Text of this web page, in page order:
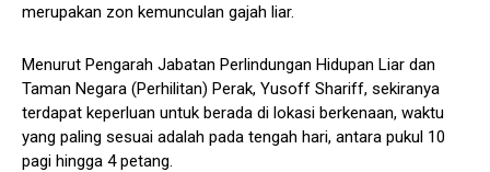
merupakan zon kemunculan gajah liar.
Menurut Pengarah Jabatan Perlindungan Hidupan Liar dan
Taman Negara (Perhilitan) Perak, Yusoff Shariff, sekiranya
terdapat keperluan untuk berada di lokasi berkenaan, waktu
yang paling sesuai adalah pada tengah hari, antara pukul 10
pagi hingga 4 petang.